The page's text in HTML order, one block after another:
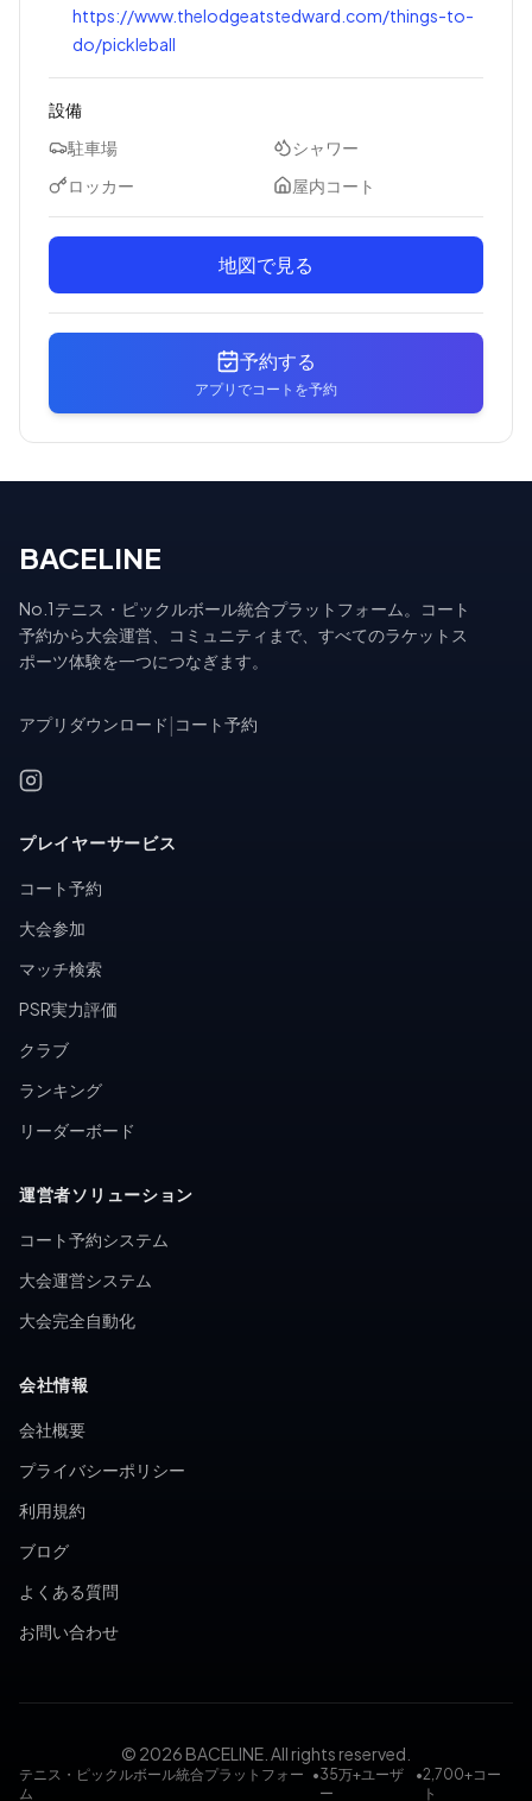
https://www.thelodgeatstedward.com/things-to-
do/pickleball
設備
駐車場
シャワー
ロッカー
屋内コート
地図で見る
予約する
アプリでコートを予約
BACELINE
No.1テニス・ピックルボール統合プラットフォーム。コート
予約から大会運営、コミュニティまで、すべてのラケットス
ポーツ体験を一つにつなぎます。
アプリダウンロード コート予約
プレイヤーサービス
コート予約
大会参加
マッチ検索
PSR実力評価
クラブ
ランキング
リーダーボード
運営者ソリューション
コート予約システム
大会運営システム
大会完全自動化
会社情報
会社概要
プライバシーポリシー
利用規約
ブログ
よくある質問
お問い合わせ
© 2026 BACELINE. All rights reserved.
テニス・ピックルボール統合プラットフォー
ム
•35万+ユーザ
ー
•2,700+コー
ト